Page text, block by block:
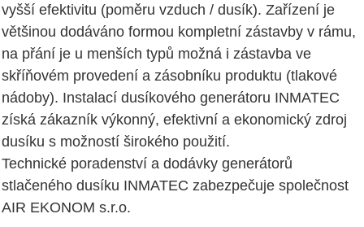
vyšší efektivitu (poměru vzduch / dusík). Zařízení je
většinou dodáváno formou kompletní zástavby v rámu,
na přání je u menších typů možná i zástavba ve
skříňovém provedení a zásobníku produktu (tlakové
nádoby). Instalací dusíkového generátoru INMATEC
získá zákazník výkonný, efektivní a ekonomický zdroj
dusíku s možností širokého použití.
Technické poradenství a dodávky generátorů
stlačeného dusíku INMATEC zabezpečuje společnost
AIR EKONOM s.r.o.